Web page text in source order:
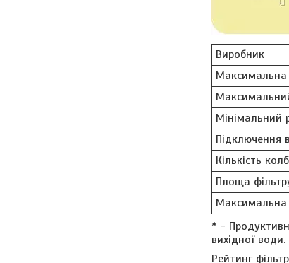
Виробник
Максимальна
Мінімальний
Підключення
Кількість
Площа
Максимальна
* -
вихідної води.
Рейтинг